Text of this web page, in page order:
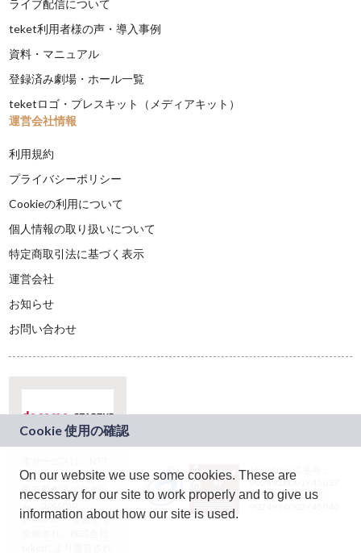
ライブ配信について
teket利用者様の声・導入事例
資料・マニュアル
登録済み劇場・ホール一覧
teketロゴ・プレスキット（メディアキット）
運営会社情報
利用規約
プライバシーポリシー
Cookieの利用について
個人情報の取り扱いについて
特定商取引法に基づく表示
運営会社
お知らせ
お問い合わせ
ドコモグループの新
規事業創出プログラ
ム「docomo
STARTUP」を通じて
JASRAC許諾番号：
9024936001Y45037
JASRAC許諾番号：
On our website we use some cookies. These are
necessary for our site to work properly and to give us
information about how our site is used.